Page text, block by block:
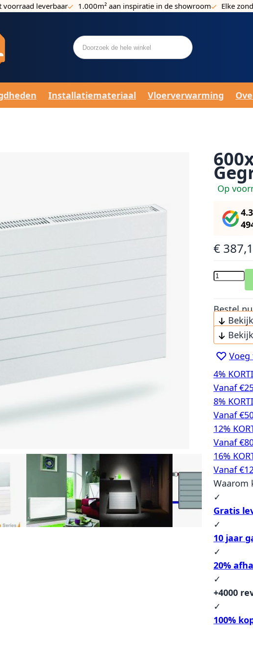
voorraad leverbaar 1.000m² aan inspiratie in de showroom Elke
Installatiemateriaal Vloerverwarming
Op
Speciale
€
Bestel
4%
Vanaf
8%
Vanaf
12%
Vanaf
16%
Vanaf
Waarom
✓
Gratis
✓
10 jaar
✓
20%
✓
+4000
✓
100%